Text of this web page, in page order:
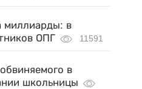
миллиарды: в
ОПГ
11591
в
школьницы